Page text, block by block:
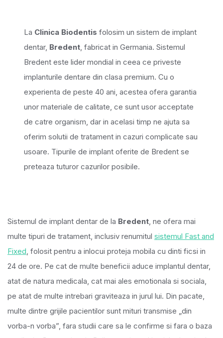
La Clinica Biodentis folosim un sistem de implant
dentar, Bredent, fabricat in Germania. Sistemul
Bredent este lider mondial in ceea ce priveste
implanturile dentare din clasa premium. Cu o
experienta de peste 40 ani, acestea ofera garantia
unor materiale de calitate, ce sunt usor acceptate
de catre organism, dar in acelasi timp ne ajuta sa
oferim solutii de tratament in cazuri complicate sau
usoare. Tipurile de implant oferite de Bredent se
preteaza tuturor cazurilor posibile.
Sistemul de implant dentar de la Bredent, ne ofera mai
multe tipuri de tratament, inclusiv renumitul sistemul Fast and
Fixed, folosit pentru a inlocui proteja mobila cu dinti ficsi in
24 de ore. Pe cat de multe beneficii aduce implantul dentar,
atat de natura medicala, cat mai ales emotionala si sociala,
pe atat de multe intrebari graviteaza in jurul lui. Din pacate,
multe dintre grijile pacientilor sunt mituri transmise „din
vorba-n vorba”, fara studii care sa le confirme si fara o baza